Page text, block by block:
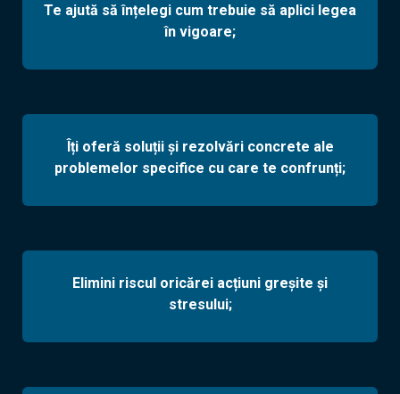
Te ajută să înțelegi cum trebuie să aplici legea
în vigoare;
Îți oferă soluții și rezolvări concrete ale
problemelor specifice cu care te confrunți;
Elimini riscul oricărei acțiuni greșite și
stresului;